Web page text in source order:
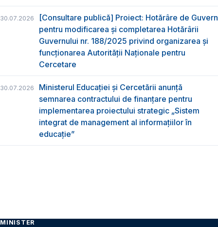
30.07.2026
[Consultare publică] Proiect: Hotărâre de Guvern
pentru modificarea și completarea Hotărârii
Guvernului nr. 188/2025 privind organizarea şi
funcţionarea Autorităţii Naţionale pentru
Cercetare
30.07.2026
Ministerul Educației și Cercetării anunță
semnarea contractului de finanțare pentru
implementarea proiectului strategic „Sistem
integrat de management al informațiilor în
educație”
MINISTER